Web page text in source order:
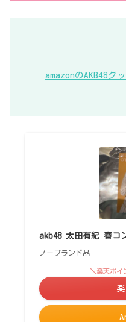
amazonのAKB48グ
akb48 太田有紀 春コ
ノーブランド品
＼楽天ポイ